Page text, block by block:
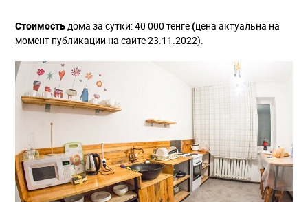
Стоимость дома за сутки: 40 000 тенге(цена актуальна на
момент публикации на сайте 23.11.2022).